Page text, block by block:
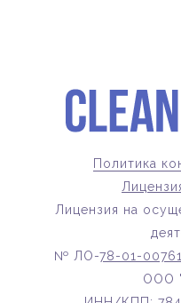
Политика
Лицензия на
№ ЛО-78-01-
ООО